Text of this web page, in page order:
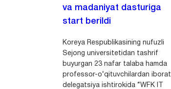
va madaniyat dasturiga
start berildi
Koreya Respublikasining nufuzli
Sejong universitetidan tashrif
buyurgan 23 nafar talaba hamda
professor-o‘qituvchilardan iborat
delegatsiya ishtirokida “WFK IT